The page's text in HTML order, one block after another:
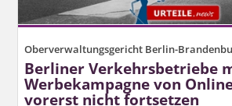
Oberverwaltungsgericht Berlin-
Berliner Verkehrsbetriebe
Werbekampagne von
vorerst nicht fortsetzen